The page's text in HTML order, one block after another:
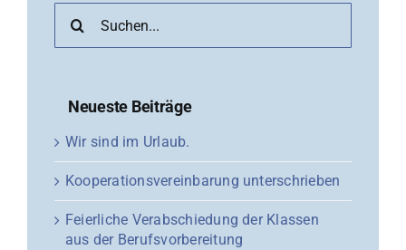
nach:
Neueste Beiträge
Wir sind im Urlaub.
Kooperationsvereinbarung unterschrieben
Feierliche Verabschiedung der Klassen
aus der Berufsvorbereitung